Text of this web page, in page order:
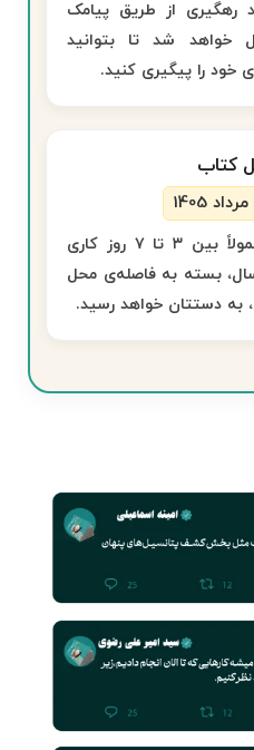
رهگیری از طریق پیامک
خواهد شد تا بتوانید
را پیگیری کنید.
بین ۳ تا ۷ روز کاری
بسته به فاصله‌ی محل
به دستتان خواهد رسید.